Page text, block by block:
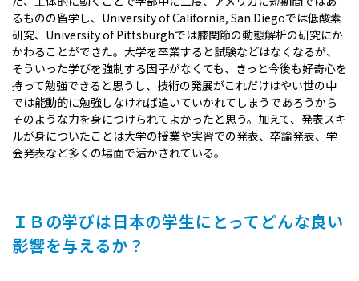
るものの留学し、University of California, San Diegoでは低酸素
研究、University of Pittsburghでは膝関節の動態解析の研究にか
かわることができた。大学を卒業すると試験などはなくなるが、
そういった学びを強制する因子がなくても、きっと今後も好奇心を
持って勉強できると思うし、技術の発展がこれだけはやい世の中
では能動的に勉強しなければ追いていかれてしまうであろうから
そのような力を身につけられてよかったと思う。加えて、発表スキ
ルが身についたことは大学の授業や実習での発表、卒論発表、学
会発表など多くの場面で活かされている。
ＩＢの学びは日本の学生にとってどんな良い
影響を与えるか？